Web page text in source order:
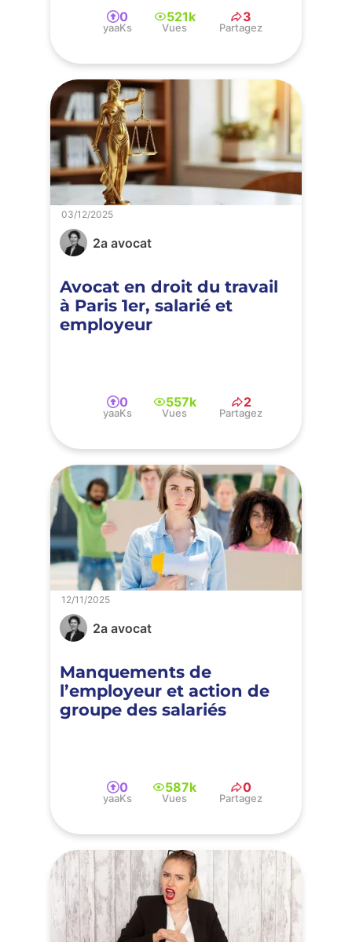
0
yaaKs
521k
Vues
3
Partagez
2a avocat
Avocat en droit du travail
à Paris 1er, salarié et
employeur
03/12/2025
0
yaaKs
557k
Vues
2
Partagez
2a avocat
Manquements de
l’employeur et action de
groupe des salariés
12/11/2025
0
yaaKs
587k
Vues
0
Partagez